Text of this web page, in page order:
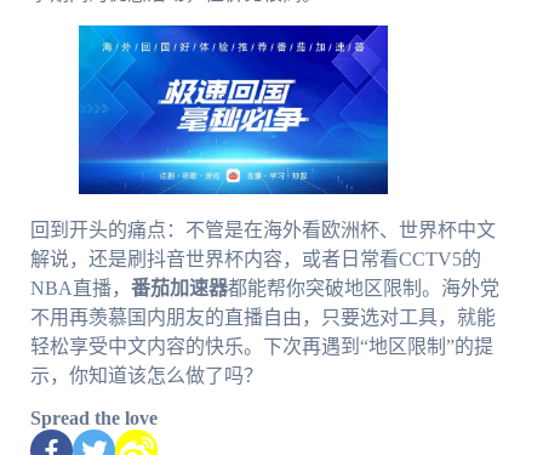
回到开头的痛点：不管是在海外看欧洲杯、世界杯中文
解说，还是刷抖音世界杯内容，或者日常看CCTV5的
NBA直播， 番茄加速器都能帮你突破地区限制。海外党
不用再羡慕国内朋友的直播自由，只要选对工具，就能
轻松享受中文内容的快乐。下次再遇到“地区限制”的提
示，你知道该怎么做了吗？
Spread the love